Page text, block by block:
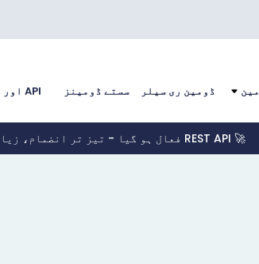
ڈومین ری سیلر سستے ڈومینز API اور ماڈیولز
🚀 REST API فعال ہو گیا - تیز تر انضمام، زیادہ ڈومین فروخت